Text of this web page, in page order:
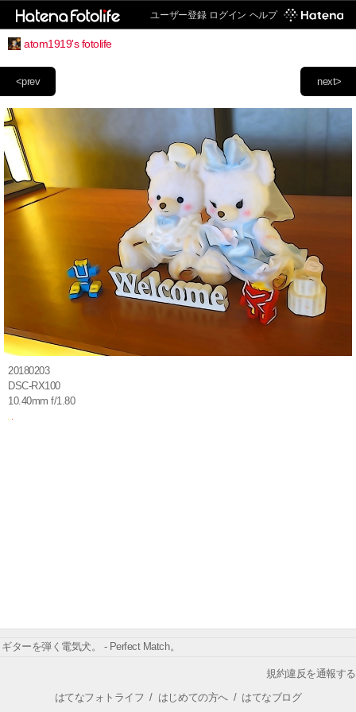
ユーザー登録 ログイン ヘルプ
atom1919's fotolife
next>
<prev
20180203
DSC-RX100
10.40mm f/1.80
ギターを弾く電気犬。 - Perfect Match。
規約違反を通報する
はてなフォトライフ / はじめての方へ/ はてなブログ